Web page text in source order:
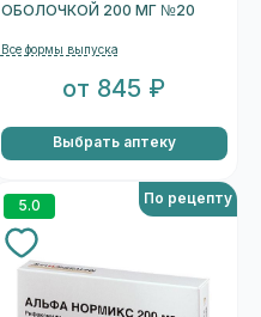
ОБОЛОЧКОЙ 200 МГ №20
Все формы выпуска
от 845 ₽
Выбрать аптеку
5.0 По рецепту